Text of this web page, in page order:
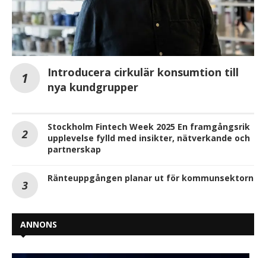
Introducera cirkulär konsumtion till
nya kundgrupper
Stockholm Fintech Week 2025 En framgångsrik
upplevelse fylld med insikter, nätverkande och
partnerskap
Ränteuppgången planar ut för kommunsektorn
ANNONS